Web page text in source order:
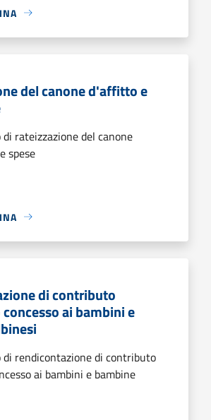
del canone d'affitto e
rateizzazione del canone
spese
di contributo
ai bambini e
di rendicontazione di contributo
ai bambini e bambine